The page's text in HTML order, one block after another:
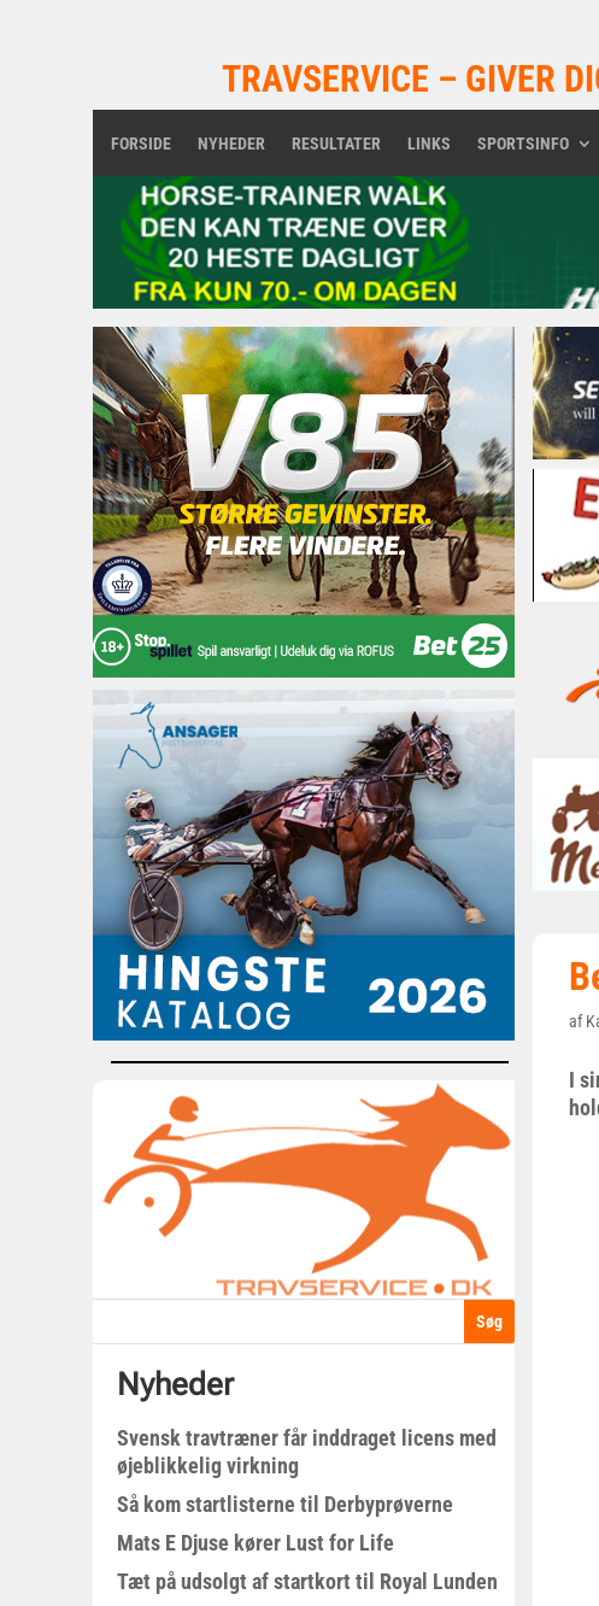
TRAVSERVICE – GIVER
FORSIDE NYHEDER RESULTATER LINKS SPORTSINFO
Nyheder
Svensk travtræner får inddraget licens med
øjeblikkelig virkning
Så kom startlisterne til Derbyprøverne
Mats E Djuse kører Lust for Life
Tæt på udsolgt af startkort til Royal Lunden
af
I